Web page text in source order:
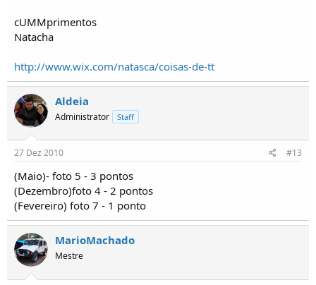
cUMMprimentos
Natacha
http://www.wix.com/natasca/coisas-de-tt
Aldeia
Administrator Staff
27 Dez 2010 #13
(Maio)- foto 5 - 3 pontos
(Dezembro)foto 4 - 2 pontos
(Fevereiro) foto 7 - 1 ponto
MarioMachado
Mestre